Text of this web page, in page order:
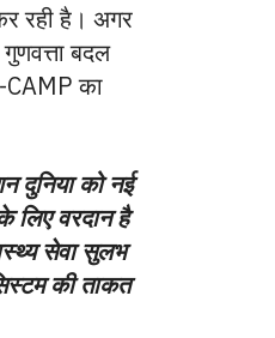
रही है। अगर
बदल
CAMP का
दुनिया को नई
लिए वरदान है
सेवा सुलभ
की ताकत